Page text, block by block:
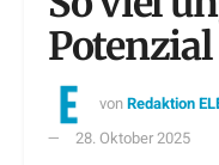
Potenzial
vonRedaktion
28. Oktober 2025